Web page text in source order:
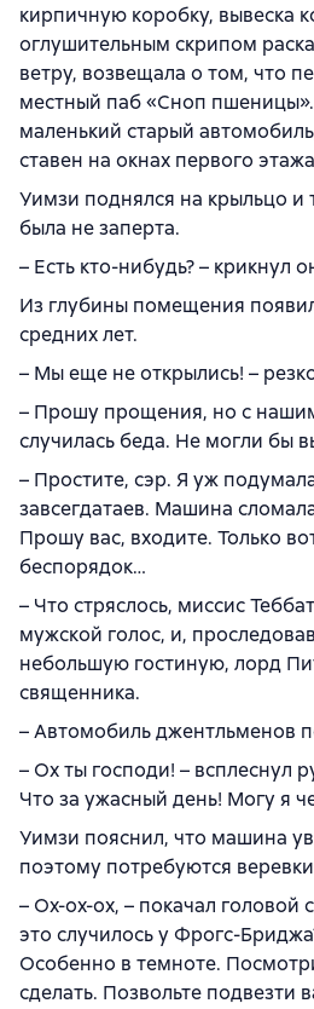
кирпичную коробку, вывеска
оглушительным скрипом
ветру, возвещала о том, что
местный паб «Сноп
маленький старый
ставен на окнах первого
Уимзи поднялся на крыльцо и
была не заперта.
– Есть кто-нибудь? – крикнул
Из глубины помещения
средних лет.
– Мы еще не открылись! –
– Прошу прощения, но с
случилась беда. Не могли бы
– Простите, сэр. Я уж
завсегдатаев. Машина
Прошу вас, входите. Только
беспорядок…
– Что стряслось, миссис
мужской голос, и,
небольшую гостиную, лорд
священника.
– Автомобиль джентльменов
– Ох ты господи! – всплеснул
Что за ужасный день! Могу я
Уимзи пояснил, что машина
поэтому потребуются
– Ох-ох-ох, – покачал головой
это случилось у Фрогс-
Особенно в темноте.
сделать. Позвольте подвезти